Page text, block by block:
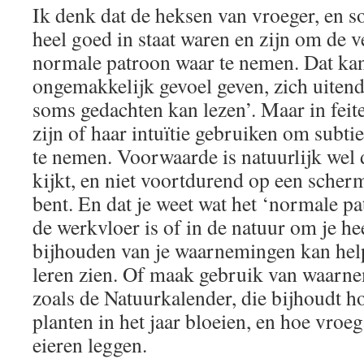
Ik denk dat de heksen van vroeger, en
heel goed in staat waren en zijn om de
normale patroon waar te nemen. Dat
ongemakkelijk gevoel geven, zich
soms gedachten kan lezen’. Maar in
zijn of haar intuïtie gebruiken om
te nemen. Voorwaarde is natuurlijk wel
kijkt, en niet voortdurend op een
bent. En dat je weet wat het ‘normale
de werkvloer is of in de natuur om je
bijhouden van je waarnemingen kan
leren zien. Of maak gebruik van
zoals de Natuurkalender, die bijhoudt
planten in het jaar bloeien, en hoe
eieren leggen.